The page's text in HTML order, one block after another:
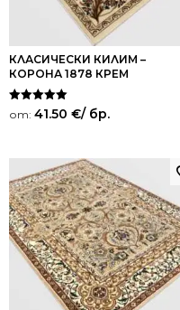
КЛАСИЧЕСКИ КИЛИМ –
КОРОНА 1878 КРЕМ
Оценено на
5.00
от: 41.50 €/ бр.